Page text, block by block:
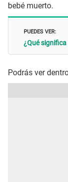
bebé muerto.
PUEDES VER:
¿Qué
Podrás ver